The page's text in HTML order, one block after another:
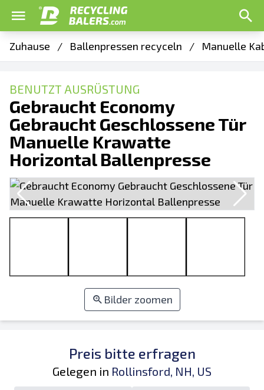
Zuhause / Ballenpressen recyceln / Manuelle
BENUTZT AUSRÜSTUNG
Gebraucht Economy
Gebraucht Geschlossene Tür
Manuelle Krawatte
Horizontal Ballenpresse
Bilder zoomen
Preis bitte erfragen
Gelegen in Rollinsford, NH, US